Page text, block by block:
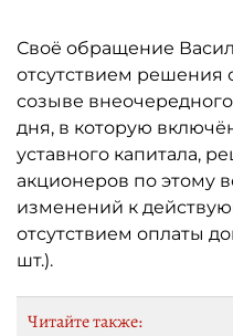
Своё обращение
отсутствием решения
созыве
дня, в которую
уставного капитала,
акционеров по этому
изменений к
отсутствием оплаты
шт.).
Читайте также: